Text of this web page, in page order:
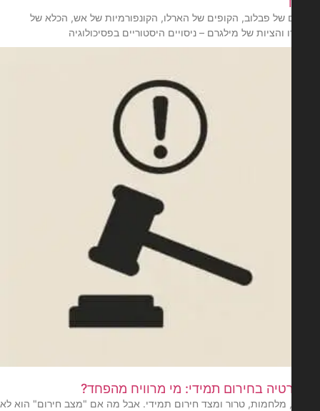
של פבלוב, הקופים של הארלו, הקונפורמיות של אש, הכלא של
והציות של מילגרם – ניסויים היסטוריים בפסיכולוגיה
בחירום תמידי: מי מרוויח מהפחד?
מלחמות, טרור ומצד חירום תמידי. אבל מה אם "מצב חירום" הוא לא